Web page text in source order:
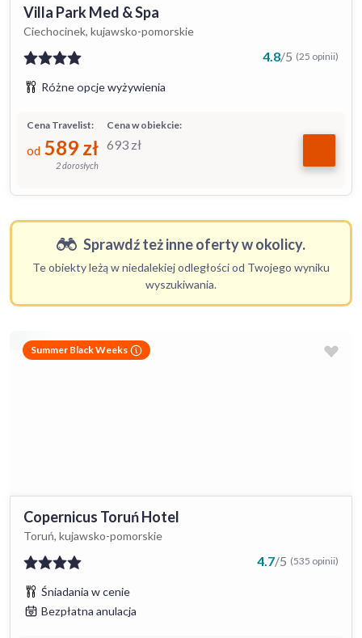
Villa Park Med & Spa
Ciechocinek, kujawsko-pomorskie
4.8/5 (25 opinii)
Różne opcje wyżywienia
Cena w obiekcie:
693 zł
Cena Travelist:
od 589 zł
2 dorosłych
Sprawdź też inne oferty w okolicy.
Te obiekty leżą w niedalekiej odległości od Twojego wyniku
wyszukiwania.
Summer Black Weeks
Copernicus Toruń Hotel
Toruń, kujawsko-pomorskie
4.7/5 (535 opinii)
Śniadania w cenie
Bezpłatna anulacja